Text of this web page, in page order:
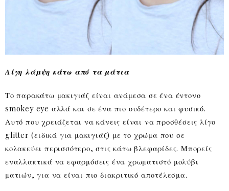
Λίγη λάμψη κάτω από τα μάτια
Το παρακάτω μακιγιάζ είναι ανάμεσα σε ένα έντονο
smokey eye αλλά και σε ένα πιο ουδέτερο και φυσικό.
Αυτό που χρειάζεται να κάνεις είναι να προσθέσεις λίγο
glitter (ειδικά για μακιγιάζ) με το χρώμα που σε
κολακεύει περισσότερο, στις κάτω βλεφαρίδες. Μπορείς
εναλλακτικά να εφαρμόσεις ένα χρωματιστό μολύβι
ματιών, για να είναι πιο διακριτικό αποτέλεσμα.